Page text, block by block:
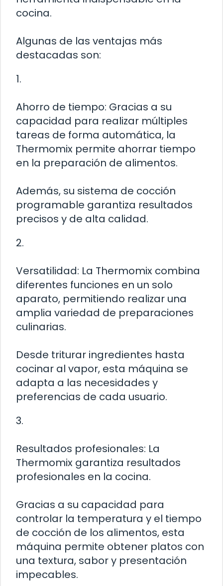
cocina.
Algunas de las ventajas más
destacadas son:
1.
Ahorro de tiempo: Gracias a su
capacidad para realizar múltiples
tareas de forma automática, la
Thermomix permite ahorrar tiempo
en la preparación de alimentos.
Además, su sistema de cocción
programable garantiza resultados
precisos y de alta calidad.
2.
Versatilidad: La Thermomix combina
diferentes funciones en un solo
aparato, permitiendo realizar una
amplia variedad de preparaciones
culinarias.
Desde triturar ingredientes hasta
cocinar al vapor, esta máquina se
adapta a las necesidades y
preferencias de cada usuario.
3.
Resultados profesionales: La
Thermomix garantiza resultados
profesionales en la cocina.
Gracias a su capacidad para
controlar la temperatura y el tiempo
de cocción de los alimentos, esta
máquina permite obtener platos con
una textura, sabor y presentación
impecables.